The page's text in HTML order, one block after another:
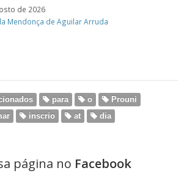
de 2026
Mendonça de Aguilar Arruda
para o
Prouni
inscrio at dia
página no Facebook